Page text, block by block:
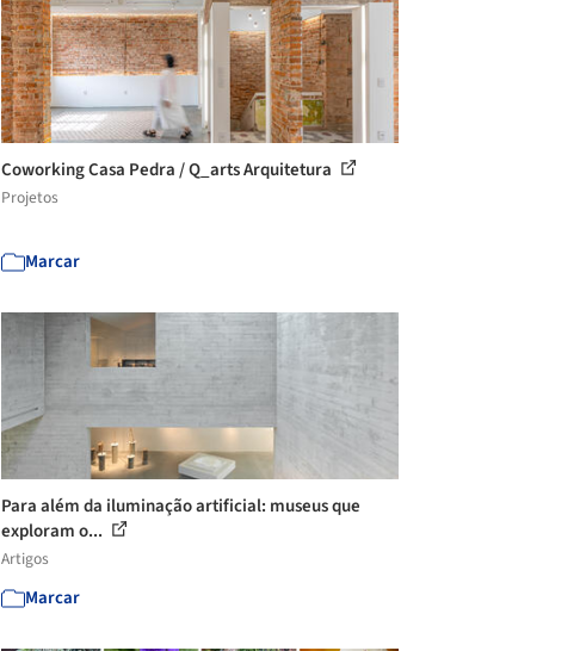
Coworking Casa Pedra / Q_arts Arquitetura
Projetos
Marcar
Para além da iluminação artificial: museus que
exploram o...
Artigos
Marcar